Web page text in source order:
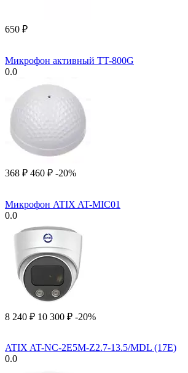
‍650‍ ₽
Микрофон активный TT-800G
0.0
‍368‍ ₽ ‍460‍ ₽ -20%
Микрофон ATIX AT-MIC01
0.0
8 240 ₽ 10 300 ₽ -20%
ATIX AT-NC-2E5M-Z2.7-13.5/MDL (17E)
0.0